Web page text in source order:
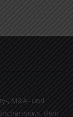
, M&A- und
dem